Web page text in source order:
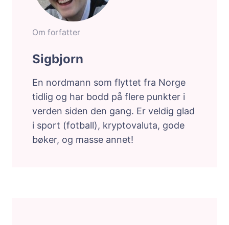
Om forfatter
Sigbjorn
En nordmann som flyttet fra Norge
tidlig og har bodd på flere punkter i
verden siden den gang. Er veldig glad
i sport (fotball), kryptovaluta, gode
bøker, og masse annet!